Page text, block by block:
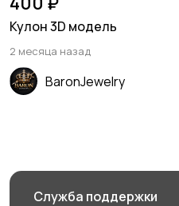
Кулон 3D модель
2 месяца назад
BaronJewelry
Служба поддержки